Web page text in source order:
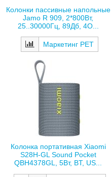
Колонки пассивные напольные
Jamo R 909, 2*800Вт,
25..30000Гц, 89Дб, 4О...
Маркетинг РЕТ
Колонка портативная Xiaomi
S28H-GL Sound Pocket
QBH4378GL, 5Вт, BT, US...